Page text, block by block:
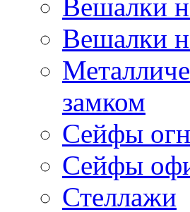
Вешалки
Вешалки
замком
Сейфы
Сейфы
Стеллажи